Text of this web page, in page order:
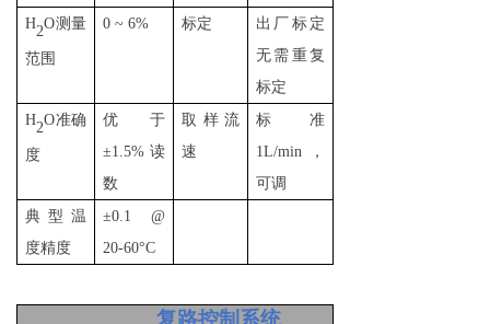
H
2
O测量
范围
0 ~ 6% 标定
出厂标定
无需重复
标定
H
2
O准确
度
优于
±1.5% 读
数
取样流
速
标准
1L/min ，
可调
典型温
度精度
±0.1 @
20-60°C
复路控制系统